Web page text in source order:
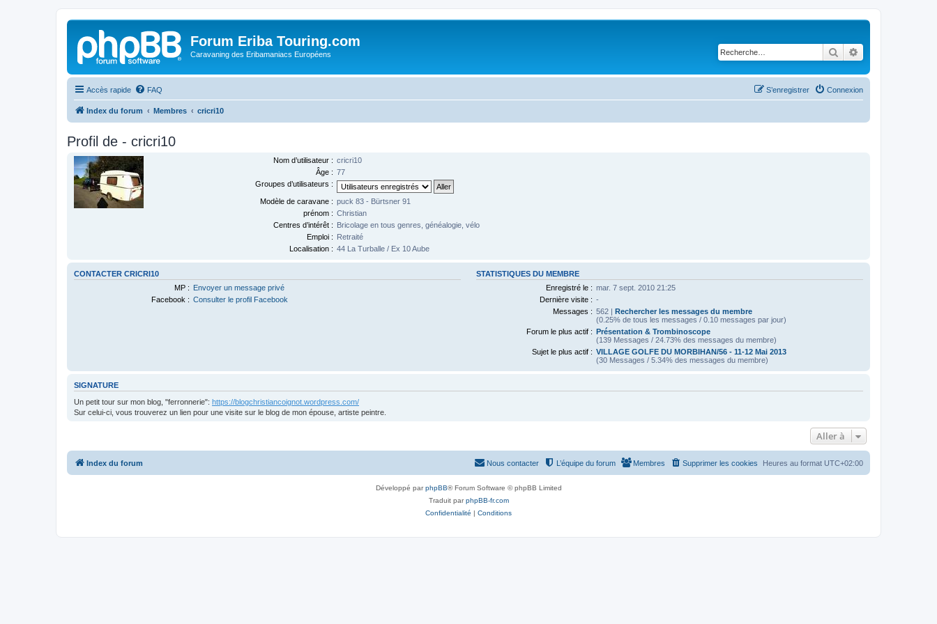
Forum Eriba Touring.com
Caravaning des Eribamaniacs Européens Rechercher
Accès rapide FAQ Connexion
S’enregistrer
Index du forum Membres cricri10
Profil de - cricri10
Nom d’utilisateur : cricri10
Âge : 77
Groupes d’utilisateurs :
Modèle de caravane : puck 83 - Bürtsner 91
prénom : Christian
Centres d’intérêt : Bricolage en tous genres, généalogie, vélo
Emploi : Retraité
Localisation : 44 La Turballe / Ex 10 Aube
CONTACTER CRICRI10
MP : Envoyer un message privé
Facebook : Consulter le profil Facebook
STATISTIQUES DU MEMBRE
Enregistré le : mar. 7 sept. 2010 21:25
Dernière visite : -
Messages : 562 | Rechercher les messages du membre
(0.25% de tous les messages / 0.10 messages par jour)
Forum le plus actif : Présentation & Trombinoscope
(139 Messages / 24.73% des messages du membre)
Sujet le plus actif : VILLAGE GOLFE DU MORBIHAN/56 - 11-12 Mai 2013
(30 Messages / 5.34% des messages du membre)
SIGNATURE
Un petit tour sur mon blog, "ferronnerie": https://blogchristiancoignot.wordpress.com/
Sur celui-ci, vous trouverez un lien pour une visite sur le blog de mon épouse, artiste peintre.
Aller à
Index du forum Heures au format UTC+02:00
Supprimer les cookies
Membres
L’équipe du forum
Nous contacter
Développé parphpBB® Forum Software © phpBB Limited
Traduit parphpBB-fr.com
Confidentialité | Conditions